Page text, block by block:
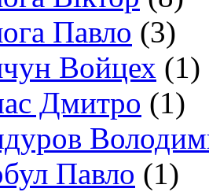
Павло (3)
Войцех (1)
Дмитро (1)
Павло (1)